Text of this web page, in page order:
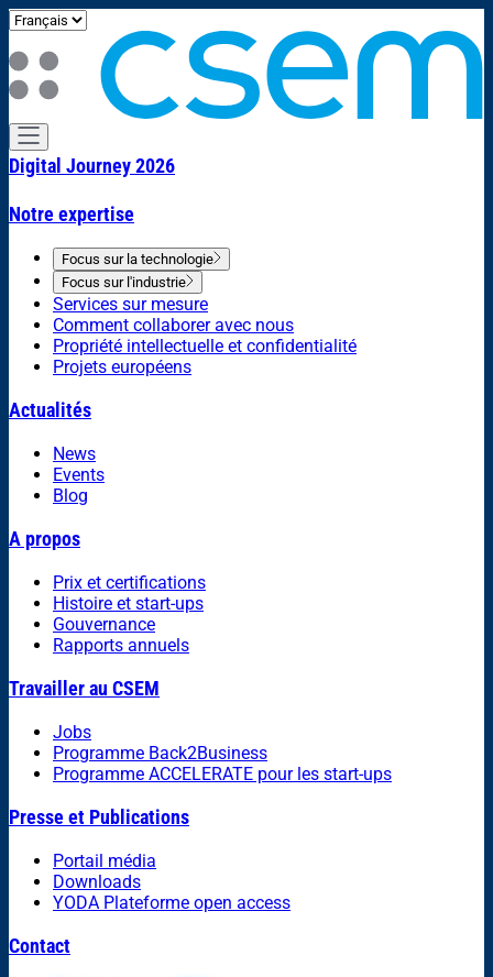
Digital Journey 2026
Notre expertise
Focus sur la technologie
Focus sur l'industrie
Services sur mesure
Comment collaborer avec nous
Propriété intellectuelle et confidentialité
Projets européens
Actualités
News
Events
Blog
A propos
Prix et certifications
Histoire et start-ups
Gouvernance
Rapports annuels
Travailler au CSEM
Jobs
Programme Back2Business
Programme ACCELERATE pour les start-ups
Presse et Publications
Portail média
Downloads
YODA Plateforme open access
Contact